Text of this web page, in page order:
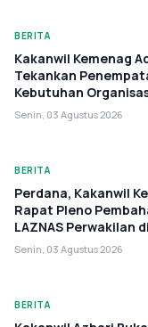
BERITA
Kakanwil Kemenag
Tekankan
Kebutuhan
Senin, 03 Agustus 2026
BERITA
Perdana, Kakanwil
Rapat Pleno
LAZNAS Perwakilan
Senin, 03 Agustus 2026
BERITA